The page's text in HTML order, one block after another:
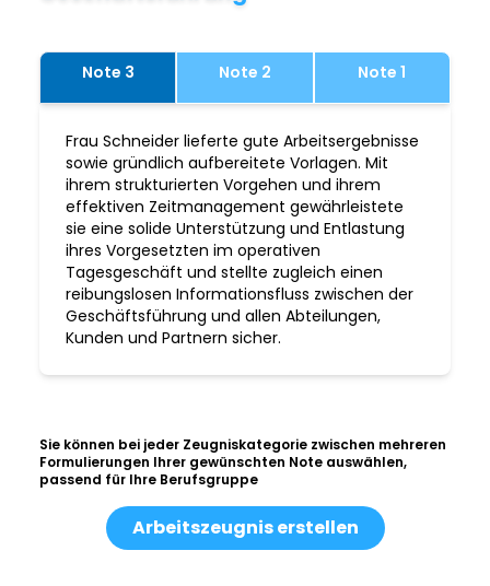
Note 3 Note 2 Note 1
Frau Schneider lieferte gute Arbeitsergebnisse
sowie gründlich aufbereitete Vorlagen. Mit
ihrem strukturierten Vorgehen und ihrem
effektiven Zeitmanagement gewährleistete
sie eine solide Unterstützung und Entlastung
ihres Vorgesetzten im operativen
Tagesgeschäft und stellte zugleich einen
reibungslosen Informationsfluss zwischen der
Geschäftsführung und allen Abteilungen,
Kunden und Partnern sicher.
Sie können bei jeder Zeugniskategorie zwischen mehreren
Formulierungen Ihrer gewünschten Note auswählen,
passend für Ihre Berufsgruppe
Arbeitszeugnis erstellen